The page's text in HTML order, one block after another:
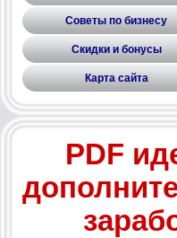
Советы по бизнесу
Скидки и бонусы
Карта сайта
PDF